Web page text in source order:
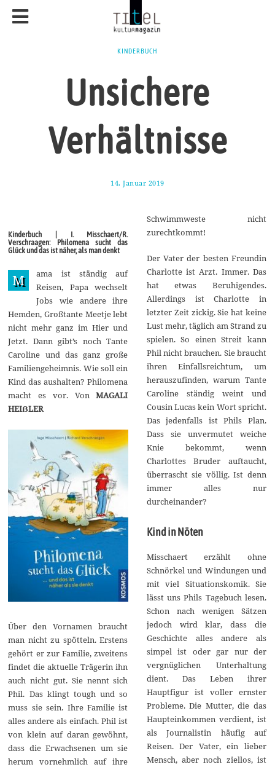
KINDERBUCH
Unsichere
Verhältnisse
14. Januar 2019
a
n
u
r
0
Kinderbuch | I. Misschaert/R.
Verschraagen: Philomena sucht das
Glück und das ist näher, als man denkt
M
ama ist ständig auf
Reisen, Papa wechselt
Jobs wie andere ihre
Hemden, Großtante Meetje lebt
nicht mehr ganz im Hier und
Jetzt. Dann gibt’s noch Tante
Caroline und das ganz große
Familiengeheimnis. Wie soll ein
Kind das aushalten? Philomena
macht es vor. VonMAGALI
HEIẞLER
Über den Vornamen braucht
man nicht zu spötteln. Erstens
gehört er zur Familie, zweitens
findet die aktuelle Trägerin ihn
auch nicht gut. Sie nennt sich
Phil. Das klingt tough und so
muss sie sein. Ihre Familie ist
alles andere als einfach. Phil ist
von klein auf daran gewöhnt,
dass die Erwachsenen um sie
herum vornehmlich auf ihre
Schwimmweste nicht
zurechtkommt!
Der Vater der besten Freundin
Charlotte ist Arzt. Immer. Das
hat etwas Beruhigendes.
Allerdings ist Charlotte in
letzter Zeit zickig. Sie hat keine
Lust mehr, täglich am Strand zu
spielen. So einen Streit kann
Phil nicht brauchen. Sie braucht
ihren Einfallsreichtum, um
herauszufinden, warum Tante
Caroline ständig weint und
Cousin Lucas kein Wort spricht.
Das jedenfalls ist Phils Plan.
Dass sie unvermutet weiche
Knie bekommt, wenn
Charlottes Bruder auftaucht,
überrascht sie völlig. Ist denn
immer alles nur
durcheinander?
Kind in Nöten
Misschaert erzählt ohne
Schnörkel und Windungen und
mit viel Situationskomik. Sie
lässt uns Phils Tagebuch lesen.
Schon nach wenigen Sätzen
jedoch wird klar, dass die
Geschichte alles andere als
simpel ist oder gar nur der
vergnüglichen Unterhaltung
dient. Das Leben ihrer
Hauptfigur ist voller ernster
Probleme. Die Mutter, die das
Haupteinkommen verdient, ist
als Journalistin häufig auf
Reisen. Der Vater, ein lieber
Mensch, aber noch ziellos, ist